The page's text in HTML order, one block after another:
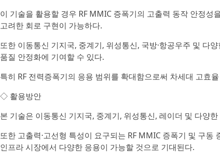
이 기술을 활용할 경우 RF MMIC 증폭기의 고출력 동작 안정성
고려한 회로 구현이 가능하다.
또한 이동통신 기지국, 중계기, 위성통신, 국방·항공우주 및 다
품질 안정화에 기여할 수 있다.
특히 RF 전력증폭기의 응용 범위를 확대함으로써 차세대 고효
◇ 활용방안
본 기술은 이동통신 기지국, 중계기, 위성통신, 레이더 및 다양
또한 고출력·고선형 특성이 요구되는 RF MMIC 증폭기 및 구
인프라 시장에서 다양한 응용이 가능할 것으로 기대된다.